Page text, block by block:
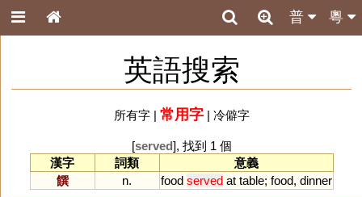
粵
普
英語搜索
所有字| 常用字| 冷僻字
[served], 找到 1 個
漢字
詞類
意義
饌
n. food served at table; food, dinner